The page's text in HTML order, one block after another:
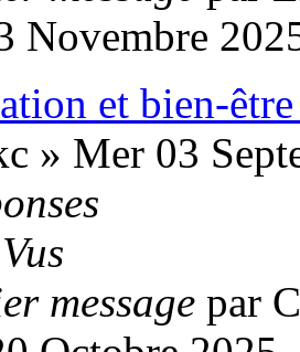
Novembre
et bien-
» Mer 03
Vus
message par